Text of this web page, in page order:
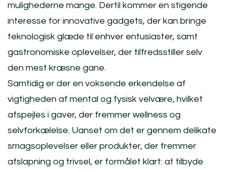
mulighederne mange. Dertil kommer en stigende
interesse for innovative gadgets, der kan bringe
teknologisk glæde til enhver entusiaster, samt
gastronomiske oplevelser, der tilfredsstiller selv
den mest kræsne gane.
Samtidig er der en voksende erkendelse af
vigtigheden af mental og fysisk velvære, hvilket
afspejles i gaver, der fremmer wellness og
selvforkælelse. Uanset om det er gennem delikate
smagsoplevelser eller produkter, der fremmer
afslapning og trivsel, er formålet klart: at tilbyde